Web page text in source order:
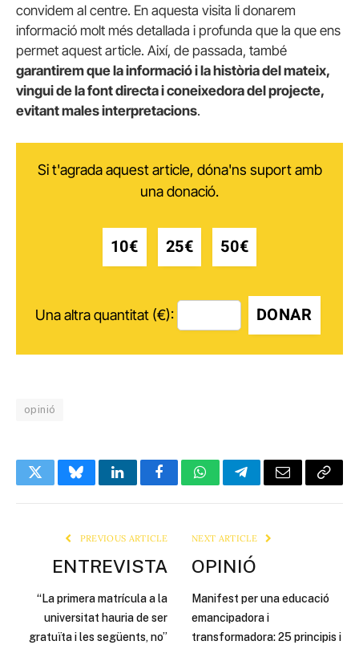
convidem al centre. En aquesta visita li donarem
informació molt més detallada i profunda que la que ens
permet aquest article. Així, de passada, també
garantirem que la informació i la història del mateix,
vingui de la font directa i coneixedora del projecte,
evitant males interpretacions.
Si t'agrada aquest article, dóna'ns suport amb
una donació.
10€ 25€ 50€
Una altra quantitat (€): DONAR
opinió
TwitterBlueskyLinkedInFacebookWhatsAppTelegramEmail Copy
PREVIOUS ARTICLE
ENTREVISTA
“La primera matrícula a la
universitat hauria de ser
gratuïta i les següents, no”
NEXT ARTICLE
OPINIÓ
Manifest per una educació
emancipadora i
transformadora: 25 principis i